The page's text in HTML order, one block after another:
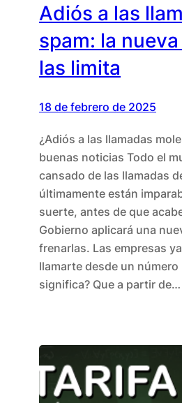
Adiós a las
spam: la
las limita
18 de febrero de 2025
¿Adiós a las llamadas
buenas noticias Todo el
cansado de las llamadas
últimamente están
suerte, antes de que
Gobierno aplicará una
frenarlas. Las empresas
llamarte desde un
significa? Que a partir de…